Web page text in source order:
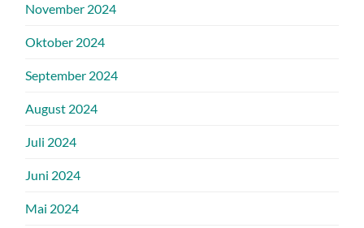
November 2024
Oktober 2024
September 2024
August 2024
Juli 2024
Juni 2024
Mai 2024